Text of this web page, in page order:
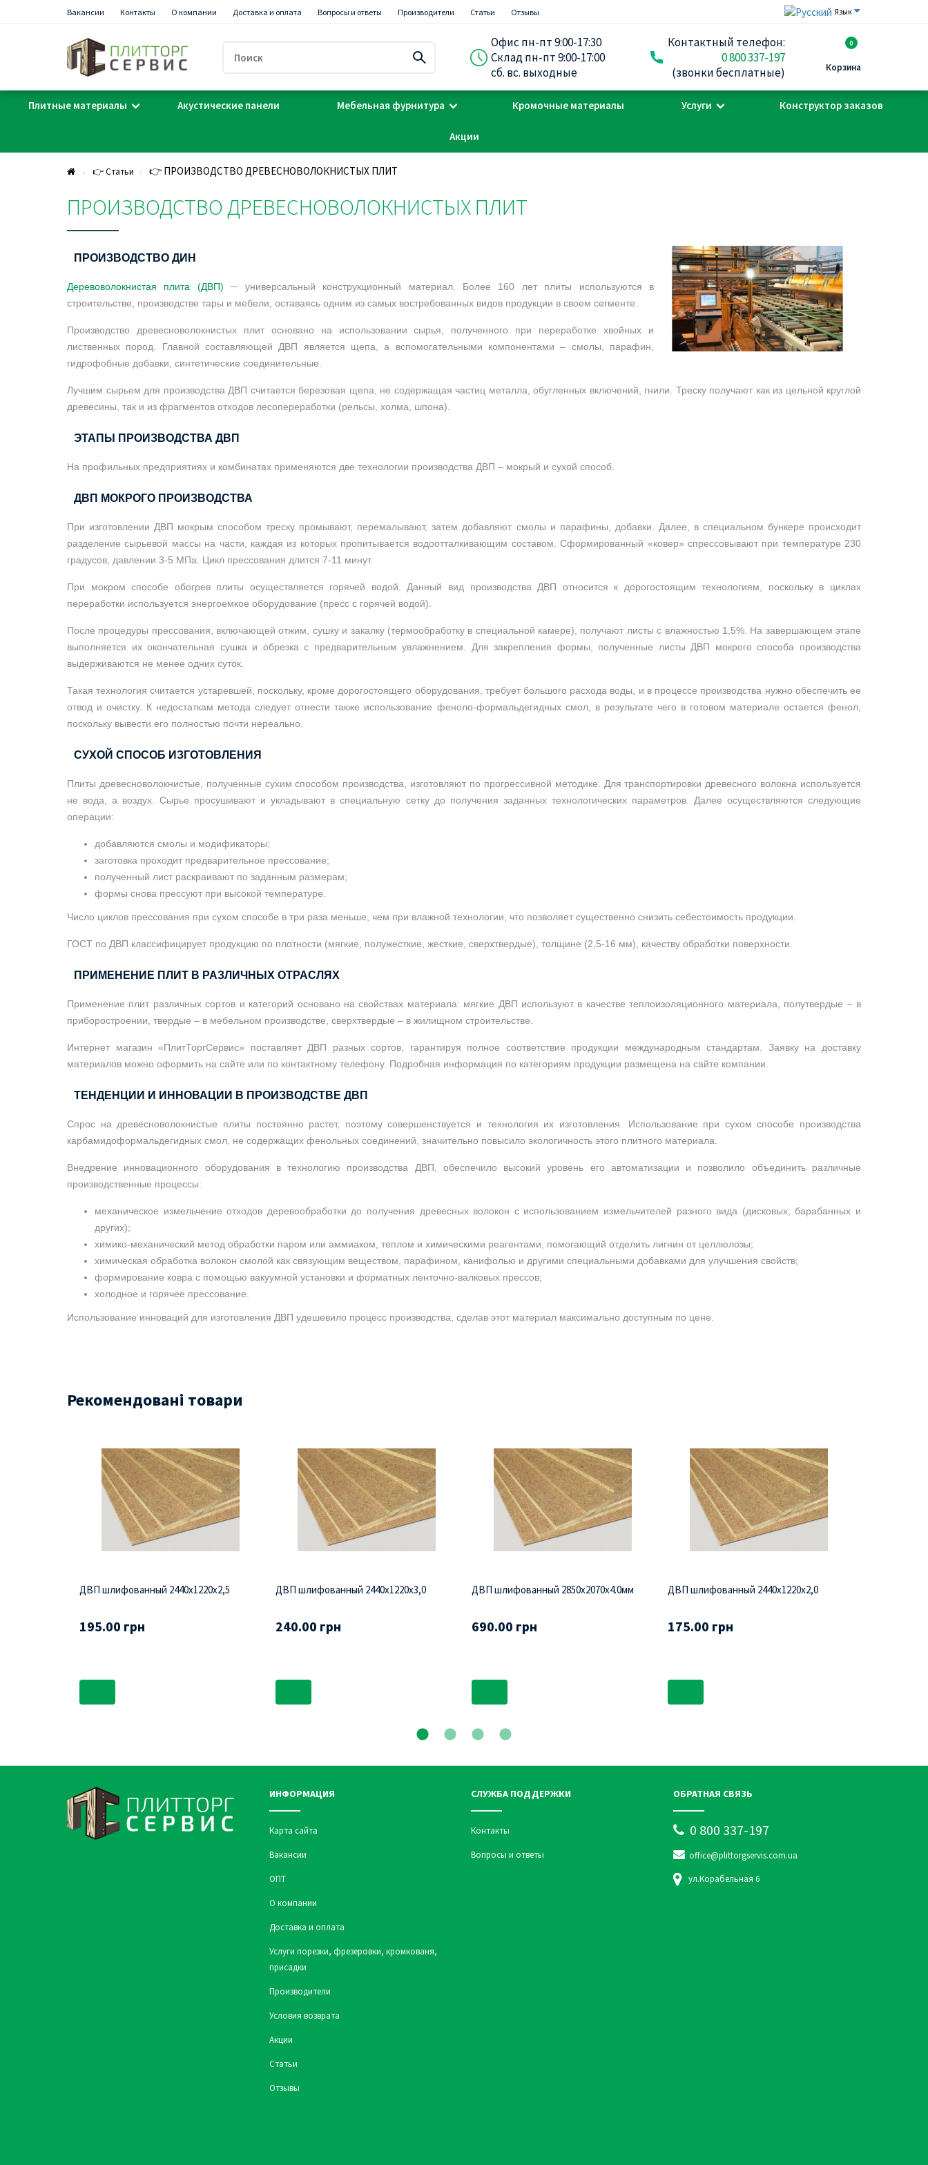
Вакансии Контакты О компании Доставка и оплата Вопросы и ответы Производители Статьи Отзывы Язык
Офис пн-пт 9:00-17:30
Склад пн-пт 9:00-17:00
сб. вс. выходные
Контактный телефон:
0 800 337-197
(звонки бесплатные)
0
Корзина
Плитные материалы Акустические панели Мебельная фурнитура Кромочные материалы Услуги Конструктор заказов
Акции
👉 Статьи 👉 ПРОИЗВОДСТВО ДРЕВЕСНОВОЛОКНИСТЫХ ПЛИТ
ПРОИЗВОДСТВО ДРЕВЕСНОВОЛОКНИСТЫХ ПЛИТ
ПРОИЗВОДСТВО ДИН
Деревоволокнистая плита (ДВП) ─ универсальный конструкционный материал. Более 160 лет плиты используются в
строительстве, производстве тары и мебели, оставаясь одним из самых востребованных видов продукции в своем сегменте.
Производство древесноволокнистых плит основано на использовании сырья, полученного при переработке хвойных и
лиственных пород. Главной составляющей ДВП является щепа, а вспомогательными компонентами – смолы, парафин,
гидрофобные добавки, синтетические соединительные.
Лучшим сырьем для производства ДВП считается березовая щепа, не содержащая частиц металла, обугленных включений, гнили. Треску получают как из цельной круглой
древесины, так и из фрагментов отходов лесопереработки (рельсы, холма, шпона).
ЭТАПЫ ПРОИЗВОДСТВА ДВП
На профильных предприятиях и комбинатах применяются две технологии производства ДВП – мокрый и сухой способ.
ДВП МОКРОГО ПРОИЗВОДСТВА
При изготовлении ДВП мокрым способом треску промывают, перемалывают, затем добавляют смолы и парафины, добавки. Далее, в специальном бункере происходит
разделение сырьевой массы на части, каждая из которых пропитывается водоотталкивающим составом. Сформированный «ковер» спрессовывают при температуре 230
градусов, давлении 3-5 МПа. Цикл прессования длится 7-11 минут.
При мокром способе обогрев плиты осуществляется горячей водой. Данный вид производства ДВП относится к дорогостоящим технологиям, поскольку в циклах
переработки используется энергоемкое оборудование (пресс с горячей водой).
После процедуры прессования, включающей отжим, сушку и закалку (термообработку в специальной камере), получают листы с влажностью 1,5%. На завершающем этапе
выполняется их окончательная сушка и обрезка с предварительным увлажнением. Для закрепления формы, полученные листы ДВП мокрого способа производства
выдерживаются не менее одних суток.
Такая технология считается устаревшей, поскольку, кроме дорогостоящего оборудования, требует большого расхода воды, и в процессе производства нужно обеспечить ее
отвод и очистку. К недостаткам метода следует отнести также использование феноло-формальдегидных смол, в результате чего в готовом материале остается фенол,
поскольку вывести его полностью почти нереально.
СУХОЙ СПОСОБ ИЗГОТОВЛЕНИЯ
Плиты древесноволокнистые, полученные сухим способом производства, изготовляют по прогрессивной методике. Для транспортировки древесного волокна используется
не вода, а воздух. Сырье просушивают и укладывают в специальную сетку до получения заданных технологических параметров. Далее осуществляются следующие
операции:
добавляются смолы и модификаторы;
заготовка проходит предварительное прессование;
полученный лист раскраивают по заданным размерам;
формы снова прессуют при высокой температуре.
Число циклов прессования при сухом способе в три раза меньше, чем при влажной технологии, что позволяет существенно снизить себестоимость продукции.
ГОСТ по ДВП классифицирует продукцию по плотности (мягкие, полужесткие, жесткие, сверхтвердые), толщине (2,5-16 мм), качеству обработки поверхности.
ПРИМЕНЕНИЕ ПЛИТ В РАЗЛИЧНЫХ ОТРАСЛЯХ
Применение плит различных сортов и категорий основано на свойствах материала: мягкие ДВП используют в качестве теплоизоляционного материала, полутвердые – в
приборостроении, твердые – в мебельном производстве, сверхтвердые – в жилищном строительстве.
Интернет магазин «ПлитТоргСервис» поставляет ДВП разных сортов, гарантируя полное соответствие продукции международным стандартам. Заявку на доставку
материалов можно оформить на сайте или по контактному телефону. Подробная информация по категориям продукции размещена на сайте компании.
ТЕНДЕНЦИИ И ИННОВАЦИИ В ПРОИЗВОДСТВЕ ДВП
Спрос на древесноволокнистые плиты постоянно растет, поэтому совершенствуется и технология их изготовления. Использование при сухом способе производства
карбамидоформальдегидных смол, не содержащих фенольных соединений, значительно повысило экологичность этого плитного материала.
Внедрение инновационного оборудования в технологию производства ДВП, обеспечило высокий уровень его автоматизации и позволило объединить различные
производственные процессы:
механическое измельчение отходов деревообработки до получения древесных волокон с использованием измельчителей разного вида (дисковых, барабанных и
других);
химико-механический метод обработки паром или аммиаком, теплом и химическими реагентами, помогающий отделить лигнин от целлюлозы;
химическая обработка волокон смолой как связующим веществом, парафином, канифолью и другими специальными добавками для улучшения свойств;
формирование ковра с помощью вакуумной установки и форматных ленточно-валковых прессов;
холодное и горячее прессование.
Использование инноваций для изготовления ДВП удешевило процесс производства, сделав этот материал максимально доступным по цене.
Рекомендовані товари
ДВП шлифованный 2440х1220х2,5
195.00 грн
ДВП шлифованный 2440х1220х3,0
240.00 грн
ДВП шлифованный 2850х2070х4.0мм
690.00 грн
ДВП шлифованный 2440х1220х2,0
175.00 грн
ИНФОРМАЦИЯ
Карта сайта
Вакансии
ОПТ
О компании
Доставка и оплата
Услуги порезки, фрезеровки, кромкованя,
присадки
Производители
Условия возврата
Акции
Статьи
Отзывы
СЛУЖБА ПОДДЕРЖКИ
Контакты
Вопросы и ответы
ОБРАТНАЯ СВЯЗЬ
0 800 337-197
office@plittorgservis.com.ua
ул.Корабельная 6